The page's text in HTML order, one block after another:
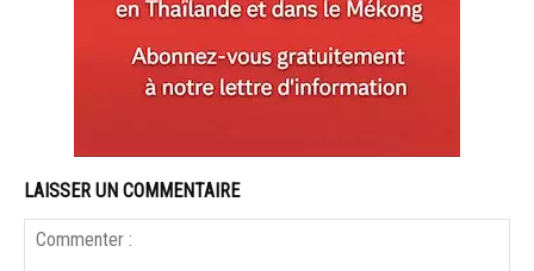
LAISSER UN COMMENTAIRE